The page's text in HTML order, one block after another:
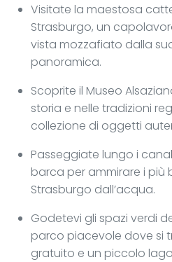
Visitate la maestosa
Strasburgo, un
vista mozzafiato dalla
panoramica.
Scoprite il Museo
storia e nelle tradizioni
collezione di oggetti
Passeggiate lungo i
barca per ammirare i più
Strasburgo dall’acqua.
Godetevi gli spazi verdi
parco piacevole dove si
gratuito e un piccolo